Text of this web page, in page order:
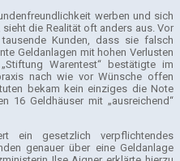
werben und sich
die Realität oft anders aus. Vor
Kunden, dass sie falsch
Geldanlagen mit hohen Verlusten
Warentest“ bestätigte im
nach wie vor Wünsche offen
bekam kein einziges die Note
16 Geldhäuser mit „ausreichend“
ein gesetzlich verpflichtendes
genauer über eine Geldanlage